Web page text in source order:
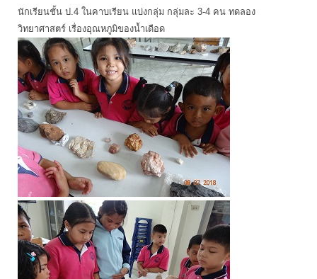
นักเรียนชั้น ป.4 ในคาบเรียน แบ่งกลุ่ม กลุ่มละ 3-4 คน ทดลอง
วิทยาศาสตร์ เรื่องอุณหภูมิของน้ำเดือด